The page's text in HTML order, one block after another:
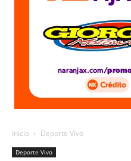
Inicio Deporte Vivo
Deporte Vivo